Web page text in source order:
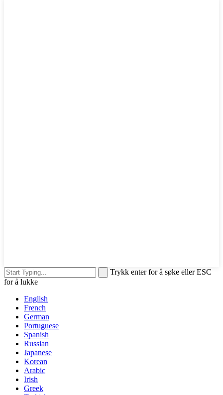
Trykk enter for å søke eller ESC
for å lukke
English
French
German
Portuguese
Spanish
Russian
Japanese
Korean
Arabic
Irish
Greek